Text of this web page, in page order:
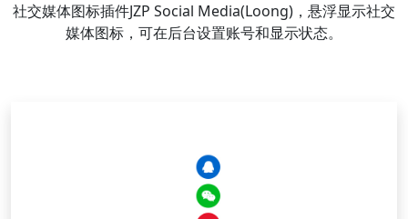
社交媒体图标插件JZP Social Media(Loong)，悬浮显示社交
媒体图标，可在后台设置账号和显示状态。